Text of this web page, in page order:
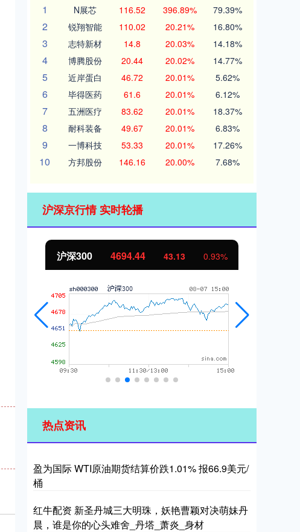
1
N展芯 116.52 396.89% 79.39%
2 锐翔智能 110.02 20.21% 16.80%
3 志特新材 14.8 20.03% 14.18%
4 博腾股份 20.44 20.02% 14.77%
5 近岸蛋白 46.72 20.01% 5.62%
6 毕得医药 61.6 20.01% 6.12%
7 五洲医疗 83.62 20.01% 18.37%
8 耐科装备 49.67 20.01% 6.83%
9 一博科技 53.33 20.01% 17.26%
10 方邦股份 146.16 20.00% 7.68%
沪深京行情 实时轮播
北证50 1134.24 11.37 1.01%
热点资讯
盈为国际 WTI原油期货结算价跌1.01% 报66.9美元/
桶
红牛配资 新圣丹城三大明珠，妖艳曹颖对决萌妹丹
晨，谁是你的心头难舍_丹塔_萧炎_身材